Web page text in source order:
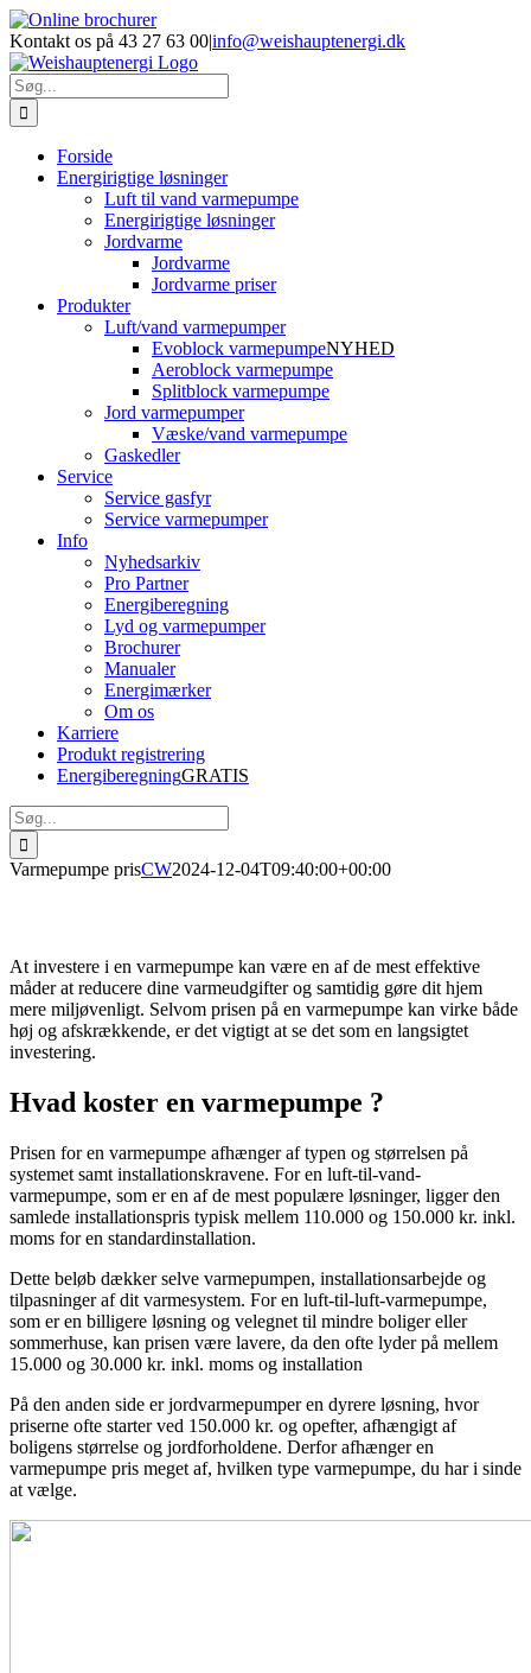
Skip
to
content
Facebook
LinkedIn
YouTube
Online
brochurer
E-
mail
Phone
Kontakt os på 43 27 63 00|info@weishauptenergi.dk
Søg
efter:
Forside
Energirigtige løsninger
Luft til vand varmepumpe
Energirigtige løsninger
Jordvarme
Jordvarme
Jordvarme priser
Produkter
Luft/vand varmepumper
Evoblock varmepumpeNYHED
Aeroblock varmepumpe
Splitblock varmepumpe
Jord varmepumper
Væske/vand varmepumpe
Gaskedler
Service
Service gasfyr
Service varmepumper
Info
Nyhedsarkiv
Pro Partner
Energiberegning
Lyd og varmepumper
Brochurer
Manualer
Energimærker
Om os
Karriere
Produkt registrering
EnergiberegningGRATIS
Søg
efter:
Varmepumpe prisCW2024-12-04T09:40:00+00:00
At investere i en varmepumpe kan være en af de mest effektive
måder at reducere dine varmeudgifter og samtidig gøre dit hjem
mere miljøvenligt. Selvom prisen på en varmepumpe kan virke både
høj og afskrækkende, er det vigtigt at se det som en langsigtet
investering.
Hvad koster en varmepumpe ?
Prisen for en varmepumpe afhænger af typen og størrelsen på
systemet samt installationskravene. For en luft-til-vand-
varmepumpe, som er en af de mest populære løsninger, ligger den
samlede installationspris typisk mellem 110.000 og 150.000 kr. inkl.
moms for en standardinstallation.
Dette beløb dækker selve varmepumpen, installationsarbejde og
tilpasninger af dit varmesystem. For en luft-til-luft-varmepumpe,
som er en billigere løsning og velegnet til mindre boliger eller
sommerhuse, kan prisen være lavere, da den ofte lyder på mellem
15.000 og 30.000 kr. inkl. moms og installation
På den anden side er jordvarmepumper en dyrere løsning, hvor
priserne ofte starter ved 150.000 kr. og opefter, afhængigt af
boligens størrelse og jordforholdene. Derfor afhænger en
varmepumpe pris meget af, hvilken type varmepumpe, du har i sinde
at vælge.